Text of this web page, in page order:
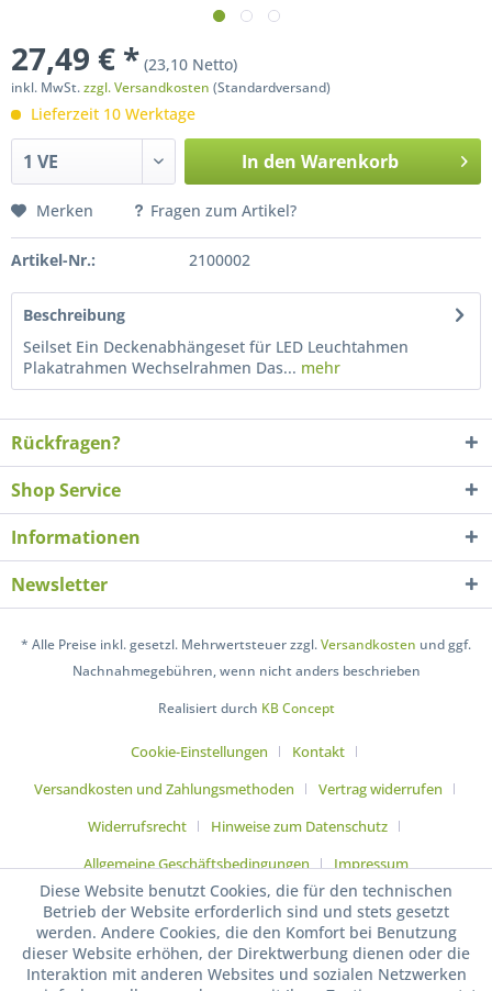
27,49 € * (23,10 Netto)
inkl. MwSt.zzgl. Versandkosten (Standardversand)
Lieferzeit 10 Werktage
In den Warenkorb
Merken Fragen zum Artikel?
Artikel-Nr.: 2100002
Beschreibung
Seilset Ein Deckenabhängeset für LED Leuchtahmen
Plakatrahmen Wechselrahmen Das... mehr
Rückfragen?
Shop Service
Informationen
Newsletter
* Alle Preise inkl. gesetzl. Mehrwertsteuer zzgl.Versandkosten und ggf.
Nachnahmegebühren, wenn nicht anders beschrieben
Realisiert durch KB Concept
Cookie-Einstellungen
Kontakt
Versandkosten und Zahlungsmethoden
Vertrag widerrufen
Widerrufsrecht
Hinweise zum Datenschutz
Allgemeine Geschäftsbedingungen
Impressum
Diese Website benutzt Cookies, die für den technischen
Betrieb der Website erforderlich sind und stets gesetzt
werden. Andere Cookies, die den Komfort bei Benutzung
dieser Website erhöhen, der Direktwerbung dienen oder die
Interaktion mit anderen Websites und sozialen Netzwerken